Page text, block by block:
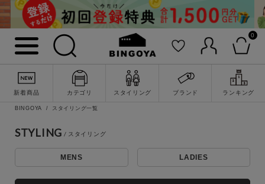
0
新着商品 カテゴリ スタイリング ブランド ランキング
詳細検索
BINGOYA スタイリング一覧
STYLING
MENS LADIES